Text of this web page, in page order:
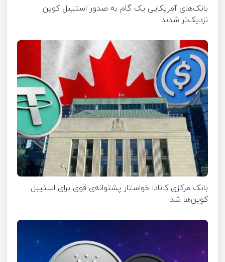
بانک‌های آمریکایی یک گام به صدور استیبل کوین
نزدیک‌تر شدند
بانک مرکزی کانادا خواستار پشتوانه‌ی قوی برای استیبل
کوین‌ها شد